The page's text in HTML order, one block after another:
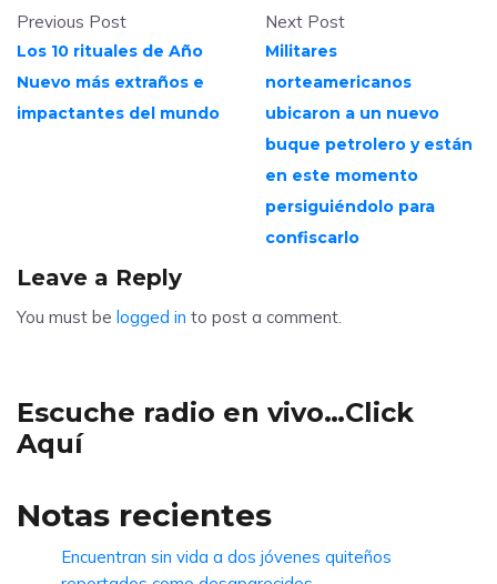
Previous Post
Los 10 rituales de Año
Nuevo más extraños e
impactantes del mundo
Next Post
Militares
norteamericanos
ubicaron a un nuevo
buque petrolero y están
en este momento
persiguiéndolo para
confiscarlo
Leave a Reply
You must be logged in to post a comment.
Escuche radio en vivo…Click
Aquí
Notas recientes
Encuentran sin vida a dos jóvenes quiteños